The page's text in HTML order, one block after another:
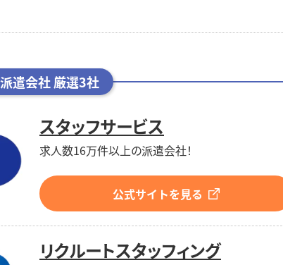
遣会社 厳選3社
スタッフサービス
求人数16万件以上の派遣会社！
公式サイトを見る
リクルートスタッフィング